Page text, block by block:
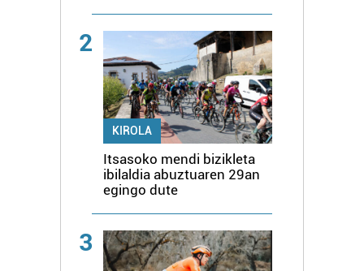
2
KIROLA
Itsasoko mendi bizikleta
ibilaldia abuztuaren 29an
egingo dute
3